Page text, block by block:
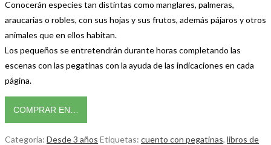
Conocerán especies tan distintas como manglares, palmeras,
araucarias o robles, con sus hojas y sus frutos, además pájaros y otros
animales que en ellos habitan.
Los pequeños se entretendrán durante horas completando las
escenas con las pegatinas con la ayuda de las indicaciones en cada
página.
COMPRAR EN…
Categoría: Desde 3 años Etiquetas: cuento con pegatinas, libros de